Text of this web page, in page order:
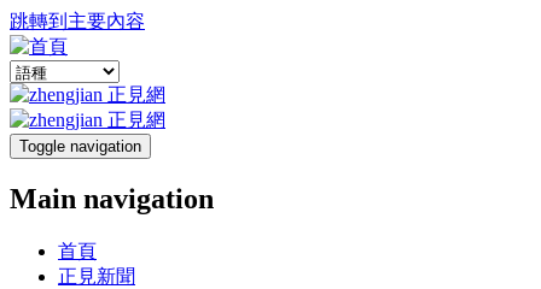
跳轉到主要內容
Toggle navigation
Main navigation
首頁
正見新聞